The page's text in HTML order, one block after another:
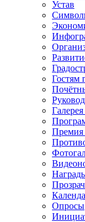
Устав
Гостям
Премия
Опросы